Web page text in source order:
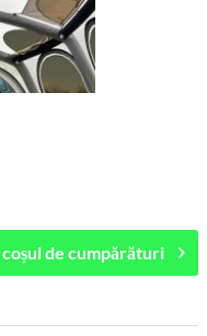
coșul de cumpărături